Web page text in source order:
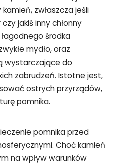
zwłaszcza jeśli
jakiś inny chłonny
środka
mydło, oraz
wystarczające do
zabrudzeń. Istotne jest,
ostrych przyrządów,
pomnika.
pomnika przed
Choć kamień
na wpływ warunków